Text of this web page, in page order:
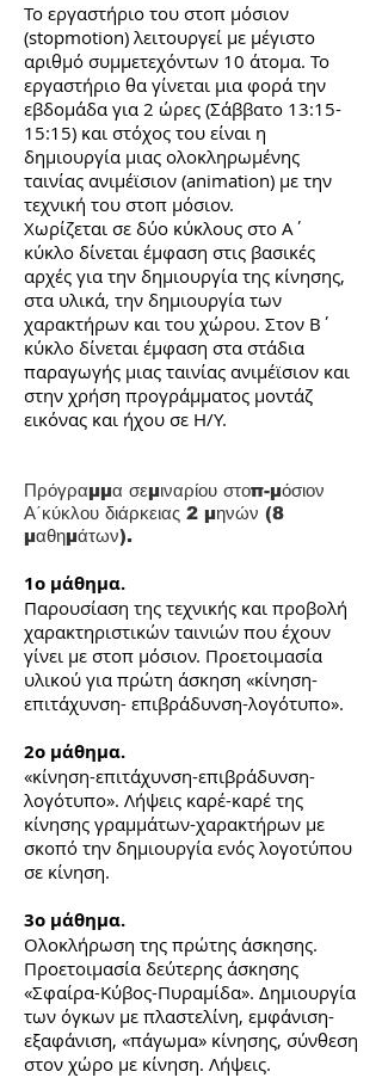
Το εργαστήριο του στοπ μόσιον
(stopmotion) λειτουργεί με μέγιστο
αριθμό συμμετεχόντων 10 άτομα. Το
εργαστήριο θα γίνεται μια φορά την
εβδομάδα για 2 ώρες (Σάββατο 13:15-
15:15) και στόχος του είναι η
δημιουργία μιας ολοκληρωμένης
ταινίας ανιμέϊσιον (animation) με την
τεχνική του στοπ μόσιον.
Χωρίζεται σε δύο κύκλους στο Α΄
κύκλο δίνεται έμφαση στις βασικές
αρχές για την δημιουργία της κίνησης,
στα υλικά, την δημιουργία των
χαρακτήρων και του χώρου. Στον Β΄
κύκλο δίνεται έμφαση στα στάδια
παραγωγής μιας ταινίας ανιμέϊσιον και
στην χρήση προγράμματος μοντάζ
εικόνας και ήχου σε Η/Υ.
Πρόγραμμα σεμιναρίου στοπ-μόσιον
Α΄κύκλου διάρκειας 2 μηνών (8
μαθημάτων).
1ο μάθημα.
Παρουσίαση της τεχνικής και προβολή
χαρακτηριστικών ταινιών που έχουν
γίνει με στοπ μόσιον. Προετοιμασία
υλικού για πρώτη άσκηση «κίνηση-
επιτάχυνση- επιβράδυνση-λογότυπο».
2ο μάθημα.
«κίνηση-επιτάχυνση-επιβράδυνση-
λογότυπο». Λήψεις καρέ-καρέ της
κίνησης γραμμάτων-χαρακτήρων με
σκοπό την δημιουργία ενός λογοτύπου
σε κίνηση.
3ο μάθημα.
Ολοκλήρωση της πρώτης άσκησης.
Προετοιμασία δεύτερης άσκησης
«Σφαίρα-Κύβος-Πυραμίδα». Δημιουργία
των όγκων με πλαστελίνη, εμφάνιση-
εξαφάνιση, «πάγωμα» κίνησης, σύνθεση
στον χώρο με κίνηση. Λήψεις.